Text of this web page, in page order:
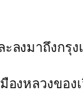
ะลงมาถึงก
งหลวงของ